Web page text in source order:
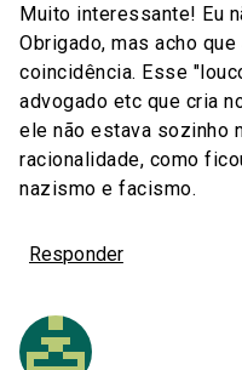
Muito interessante! Eu
Obrigado, mas acho
coincidência. Esse
advogado etc que cria
ele não estava sozinho
racionalidade, como
nazismo e facismo.
Responder